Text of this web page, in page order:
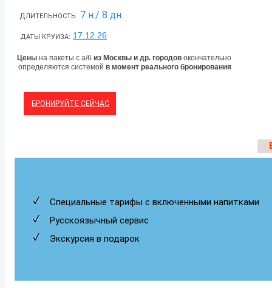
ДЛИТЕЛЬНОСТЬ: 7 н./ 8 дн.
ДАТЫ КРУИЗА: 17.12.26
Цены на пакеты с а/б из Москвы и др. городов окончательно
определяются системой в момент реального бронирования
БРОНИРУЙТЕ СЕЙЧАС
Специальные тарифы с включенными напитками
Русскоязычный сервис
Экскурсия в подарок